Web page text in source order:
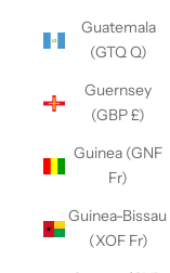
Guatemala
(GTQ Q)
Guernsey
(GBP £)
Guinea (GNF
Fr)
Guinea-Bissau
(XOF Fr)